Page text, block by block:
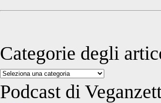
Categorie degli
Categorie
degli
articoli
Podcast di